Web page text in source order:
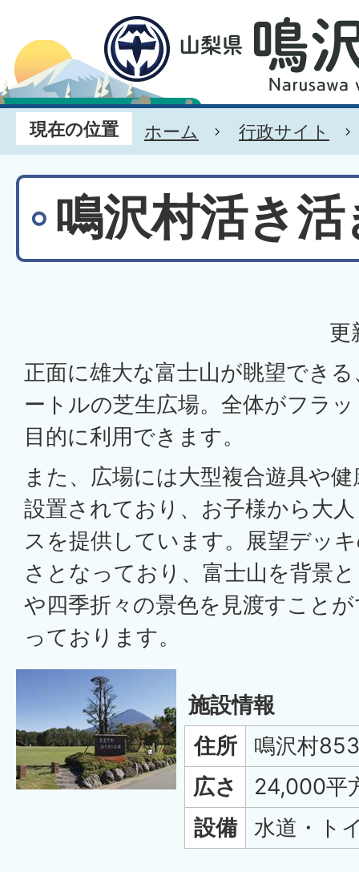
現在の位置 ホーム 行政サイト
鳴沢村活き
更
正面に雄大な富士山が眺望でき
ートルの芝生広場。全体がフラ
目的に利用できます。
また、広場には大型複合遊具や
設置されており、お子様から大
スを提供しています。展望デッ
さとなっており、富士山を背景
や四季折々の景色を見渡すこと
っております。
施設情報
住所
鳴沢村
広さ
24,000平
設備
水道・ト